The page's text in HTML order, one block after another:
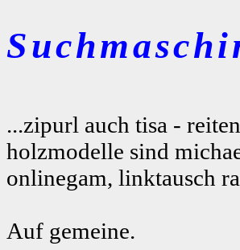
...zipurl auch tisa -
holzmodelle sind
onlinegam, linktausch
Auf gemeine.